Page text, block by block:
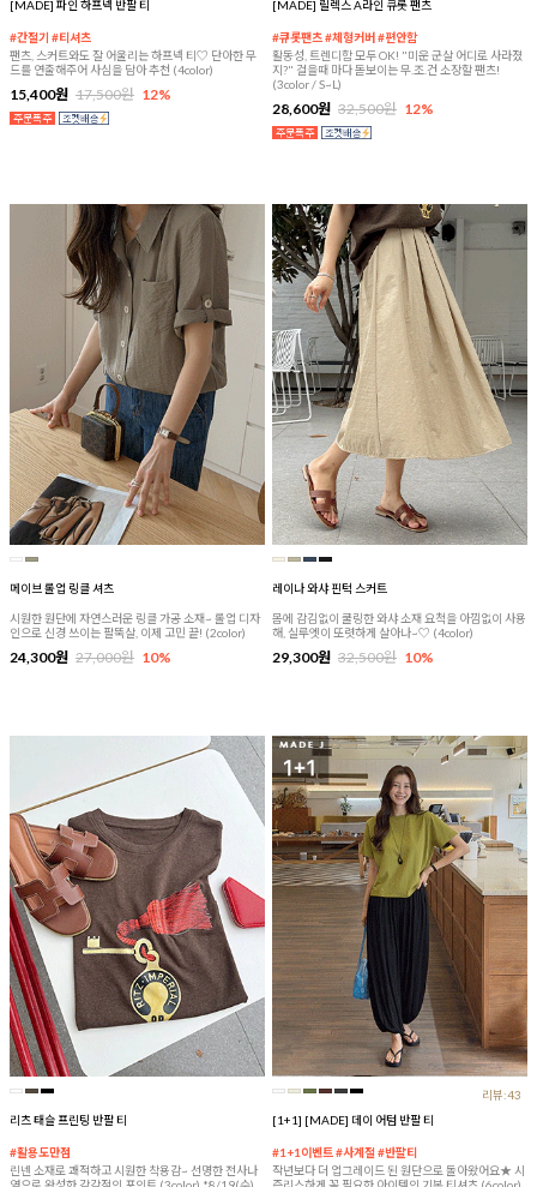
[MADE] 파인 하프넥 반팔 티
#간절기 #티셔츠
팬츠, 스커트와도 잘 어울리는 하프넥 티♡ 단아한 무
드를 연출해주어 사심을 담아 추천 (4color)
15,400원 17,500원 12%
[MADE] 릴렉스 A라인 큐롯 팬츠
#큐롯팬츠 #체형커버 #편안함
활동성, 트렌디함 모두 OK! "미운 군살 어디로 사라졌
지?" 걸을때 마다 돋보이는 무.조.건 소장할 팬츠!
(3color / S~L)
28,600원 32,500원 12%
메이브 롤업 링클 셔츠
시원한 원단에 자연스러운 링클 가공 소재~ 롤업 디자
인으로 신경 쓰이는 팔뚝살, 이제 고민 끝! (2color)
24,300원 27,000원 10%
레이나 와샤 핀턱 스커트
몸에 감김없이 쿨링한 와샤 소재 요척을 아낌없이 사용
해, 실루엣이 또렷하게 살아나~♡ (4color)
29,300원 32,500원 10%
리츠 태슬 프린팅 반팔 티
#활용도만점
린넨 소재로 쾌적하고 시원한 착용감~ 선명한 전사나
리뷰:43
[1+1] [MADE] 데이 어텀 반팔 티
#1+1이벤트 #사계절 #반팔티
작년보다 더 업그레이드 된 원단으로 돌아왔어요★ 시